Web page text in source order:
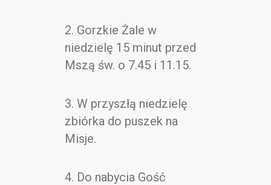
2. Gorzkie Żale w
niedzielę 15 minut przed
Mszą św. o 7.45 i 11.15.
3. W przyszłą niedzielę
zbiórka do puszek na
Misje.
4. Do nabycia Gość